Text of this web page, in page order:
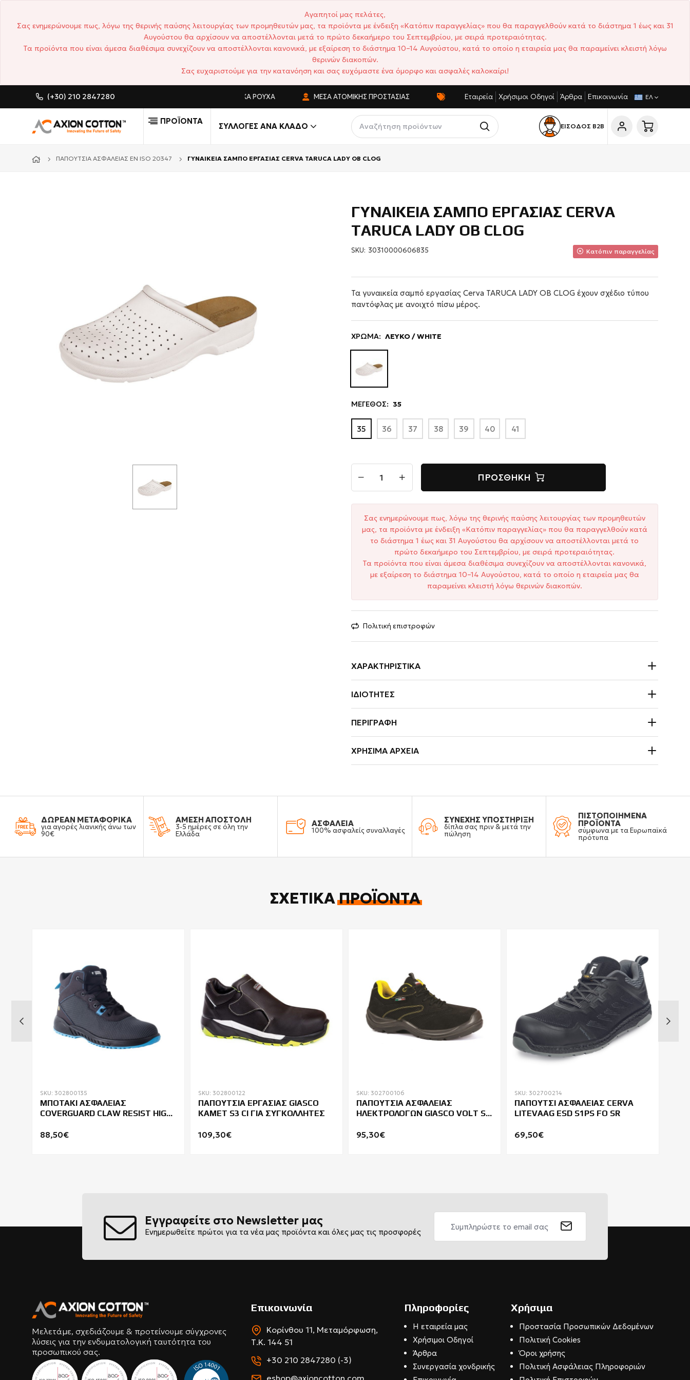
Αγαπητοί μας πελάτες,
Σας ενημερώνουμε πως, λόγω της θερινής παύσης λειτουργίας των προμηθευτών μας, τα προϊόντα με ένδειξη «Κατόπιν παραγγελίας» που θα παραγγελθούν κατά το διάστημα 1 έως και 31
Αυγούστου θα αρχίσουν να αποστέλλονται μετά το πρώτο δεκαήμερο του Σεπτεμβρίου, με σειρά προτεραιότητας.
Τα προϊόντα που είναι άμεσα διαθέσιμα συνεχίζουν να αποστέλλονται κανονικά, με εξαίρεση το διάστημα 10–14 Αυγούστου, κατά το οποίο η εταιρεία μας θα παραμείνει κλειστή λόγω
θερινών διακοπών.
Σας ευχαριστούμε για την κατανόηση και σας ευχόμαστε ένα όμορφο και ασφαλές καλοκαίρι!
(+30) 210 2847280 CUSTOM MADE ΕΠΑΓΓΕΛΜΑΤΙΚΆ ΡΟΎΧΑ ΜΈΣΑ ΑΤΟΜΙΚΉΣ ΠΡΟΣΤΑΣΊΑΣ ΑΝΤΑΓΩΝΙΣΤΙΚΈΣ ΤΙΜΈΣ ΣΎΝΤΟΜΟΙ ΧΡΌΝΟΙ ΠΑΡΆΔΟΣΗΣ
Εταιρεία Χρήσιμοι Οδηγοί Άρθρα Επικοινωνία ΕΛ
ΠΡΟΪΟΝΤΑ
ΣΥΛΛΟΓΈΣ ΑΝΆ ΚΛΆΔΟ ΕΙΣΟΔΟΣ Β2Β
ΠΑΠΟΎΤΣΙΑ ΑΣΦΑΛΕΊΑΣ EN ISO 20347 ΓΥΝΑΙΚΕΙΑ ΣΑΜΠΟ ΕΡΓΑΣΙΑΣ CERVA TARUCA LADY ΟΒ CLOG
ΓΥΝΑΙΚΕΙΑ ΣΑΜΠΟ ΕΡΓΑΣΙΑΣ CERVA
TARUCA LADY ΟΒ CLOG
SKU: 30310000606835 Κατόπιν παραγγελίας
Τα γυναικεία σαμπό εργασίας Cerva TARUCA LADY OB CLOG έχουν σχέδιο τύπου
παντόφλας με ανοιχτό πίσω μέρος.
ΧΡΩΜΑ: ΛΕΥΚΟ / WHITE
ΜΕΓΕΘΟΣ: 35
35 36 37 38 39 40 41
ΠΡΟΣΘΉΚΗ
Σας ενημερώνουμε πως, λόγω της θερινής παύσης λειτουργίας των προμηθευτών
μας, τα προϊόντα με ένδειξη «Κατόπιν παραγγελίας» που θα παραγγελθούν κατά
το διάστημα 1 έως και 31 Αυγούστου θα αρχίσουν να αποστέλλονται μετά το
πρώτο δεκαήμερο του Σεπτεμβρίου, με σειρά προτεραιότητας.
Τα προϊόντα που είναι άμεσα διαθέσιμα συνεχίζουν να αποστέλλονται κανονικά,
με εξαίρεση το διάστημα 10–14 Αυγούστου, κατά το οποίο η εταιρεία μας θα
παραμείνει κλειστή λόγω θερινών διακοπών.
Πολιτική επιστροφών
ΧΑΡΑΚΤΗΡΙΣΤΙΚΆ
ΙΔΙΌΤΗΤΕΣ
ΠΕΡΙΓΡΑΦΉ
ΧΡΉΣΙΜΑ ΑΡΧΕΊΑ
ΔΩΡΕΑΝ ΜΕΤΑΦΟΡΙΚΑ
για αγορές λιανικής άνω των
90€
ΑΜΕΣΗ ΑΠΟΣΤΟΛΗ
3-5 ημέρες σε όλη την
Ελλάδα
ΑΣΦΑΛΕΙΑ
100% ασφαλείς συναλλαγές
ΣΥΝΕΧΗΣ ΥΠΟΣΤΗΡΙΞΗ
δίπλα σας πριν & μετά την
πώληση
ΠΙΣΤΟΠΟΙΗΜΕΝΑ
ΠΡΟΪΟΝΤΑ
σύμφωνα με τα Ευρωπαϊκά
πρότυπα
ΣΧΕΤΙΚΆΠΡΟΪΌΝΤΑ
SKU: 302800135
ΜΠΟΤΑΚΙ ΑΣΦΑΛΕΙΑΣ
COVERGUARD CLAW RESIST HIGH
88,50€
SKU: 302800122
ΠΑΠΟΥΤΣΙΑ ΕΡΓΑΣΙΑΣ GIASCO
KAMET S3 CI ΓΙΑ ΣΥΓΚΟΛΛΗΤΕΣ
109,30€
SKU: 302700106
ΠΑΠΟΥΤΣΙΑ ΑΣΦΑΛΕΙΑΣ
ΗΛΕΚΤΡΟΛΟΓΩΝ GIASCO VOLT SB
95,30€
SKU: 302700214
ΠΑΠΟΥΤΣΙ ΑΣΦΑΛΕΙΑΣ CERVA
LITEVAAG ESD S1PS FO SR
69,50€
Εγγραφείτε στο Newsletter μας
Ενημερωθείτε πρώτοι για τα νέα μας προϊόντα και όλες μας τις προσφορές
Μελετάμε, σχεδιάζουμε & προτείνουμε σύγχρονες
λύσεις για την ενδυματολογική ταυτότητα του
προσωπικού σας.
Επικοινωνία
Κορίνθου 11, Μεταμόρφωση,
Τ.Κ. 144 51
+30 210 2847280 (-3)
Πληροφορίες
Η εταιρεία μας
Χρήσιμοι Οδηγοί
Άρθρα
Συνεργασία χονδρικής
Χρήσιμα
Προστασία Προσωπικών Δεδομένων
Πολιτική Cookies
Όροι χρήσης
Πολιτική Ασφάλειας Πληροφοριών